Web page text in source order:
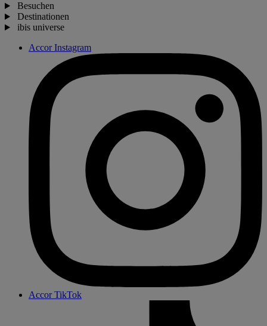
Besuchen
Destinationen
ibis universe
Accor Instagram
Accor TikTok